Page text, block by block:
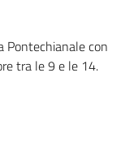
Pontechianale con
tra le 9 e le 14.